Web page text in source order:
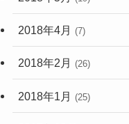
2018年4月 (7)
2018年2月 (26)
2018年1月 (25)